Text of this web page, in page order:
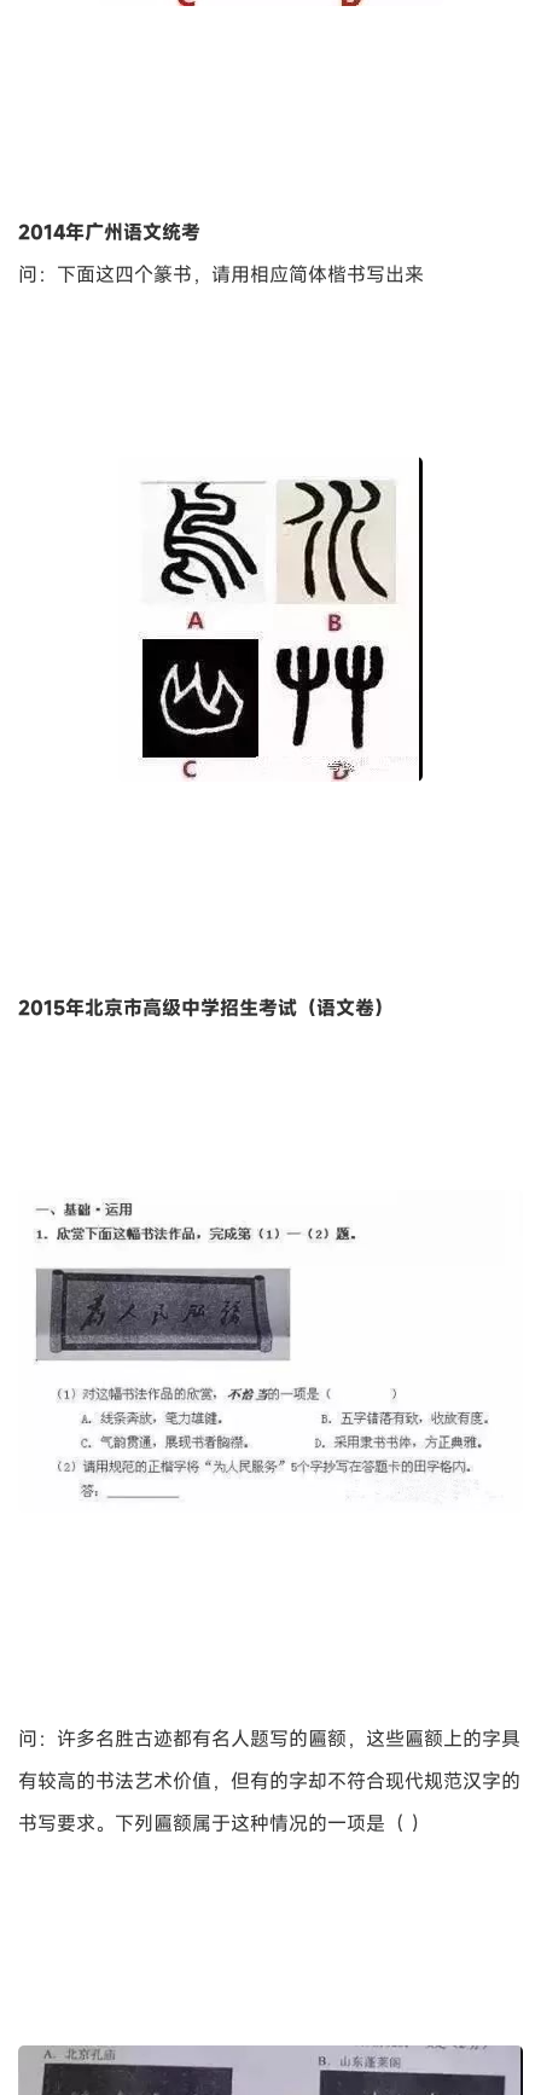
2014年广州语文统考
问：下面这四个篆书，请用相应简体楷书写出来
2015年北京市高级中学招生考试（语文卷）
问：许多名胜古迹都有名人题写的匾额，这些匾额上的字具
有较高的书法艺术价值，但有的字却不符合现代规范汉字的
书写要求。下列匾额属于这种情况的一项是（ ）